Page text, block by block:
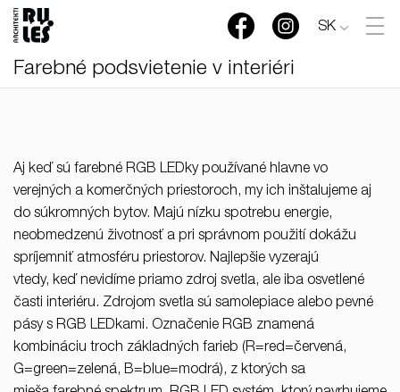
Farebné podsvietenie v interiéri
SK
Aj keď sú farebné RGB LEDky používané hlavne vo
verejných a komerčných priestoroch, my ich inštalujeme aj
do súkromných bytov. Majú nízku spotrebu energie,
neobmedzenú životnosť a pri správnom použití dokážu
spríjemniť atmosféru priestorov. Najlepšie vyzerajú
vtedy, keď nevidíme priamo zdroj svetla, ale iba osvetlené
časti interiéru. Zdrojom svetla sú samolepiace alebo pevné
pásy s RGB LEDkami. Označenie RGB znamená
kombináciu troch základných farieb (R=red=červená,
G=green=zelená, B=blue=modrá), z ktorých sa